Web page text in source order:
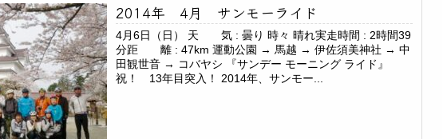
2014年 4月 サンモーライド
4月6日（日） 天 気 : 曇り 時々 晴れ実走時間 : 2時間39
分距 離 : 47km 運動公園 → 馬越 → 伊佐須美神社 → 中
田観世音 → コバヤシ 『サンデー モーニング ライド』
祝！ 13年目突入！ 2014年、サンモー...